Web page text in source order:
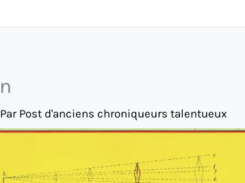
Post d'anciens chroniqueurs talentueux